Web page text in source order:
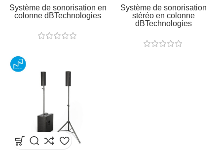
Système de sonorisation en
colonne dBTechnologies
Système de sonorisation
stéréo en colonne
dBTechnologies